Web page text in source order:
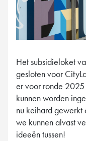
Het subsidieloket
gesloten voor
er voor ronde
kunnen worden
nu keihard gewerkt
we kunnen alvast
ideeën tussen!